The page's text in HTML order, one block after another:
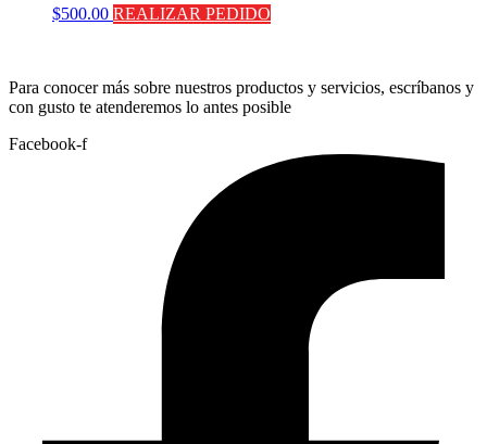
$500.00 REALIZAR PEDIDO
Para conocer más sobre nuestros productos y servicios, escríbanos y
con gusto te atenderemos lo antes posible
Facebook-f